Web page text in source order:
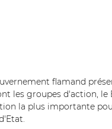
flamand
les groupes d'action,
la plus importante